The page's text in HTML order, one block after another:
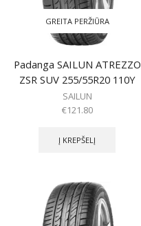
GREITA PERŽIŪRA
Padanga SAILUN ATREZZO
ZSR SUV 255/55R20 110Y
SAILUN
€121.80
Į KREPŠELĮ